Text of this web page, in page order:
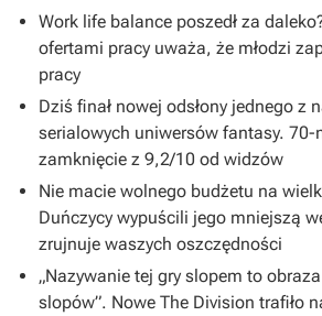
Work life balance poszedł za
ofertami pracy uważa, że młodzi
pracy
Dziś finał nowej odsłony jednego z
serialowych uniwersów fantasy. 70-
zamknięcie z 9,2/10 od widzów
Nie macie wolnego budżetu na
Duńczycy wypuścili jego mniejszą
zrujnuje waszych oszczędności
„Nazywanie tej gry slopem to
slopów”. Nowe The Division trafiło